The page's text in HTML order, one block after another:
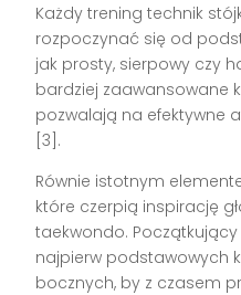
Każdy trening technik
rozpoczynać się od
jak prosty, sierpowy czy
bardziej zaawansowane
pozwalają na efektywne
[3].
Równie istotnym
które czerpią inspirację
taekwondo.
najpierw podstawowych
bocznych, by z czasem